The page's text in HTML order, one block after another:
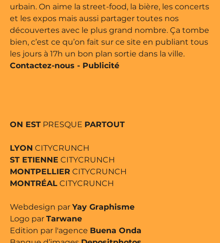
urbain. On aime la street-food, la bière, les concerts
et les expos mais aussi partager toutes nos
découvertes avec le plus grand nombre. Ça tombe
bien, c’est ce qu’on fait sur ce site en publiant tous
les jours à 17h un bon plan sortie dans la ville.
Contactez-nous - Publicité
ON EST PRESQUE PARTOUT
LYON CITYCRUNCH
ST ETIENNE CITYCRUNCH
MONTPELLIER CITYCRUNCH
MONTRÉAL CITYCRUNCH
Webdesign par Yay Graphisme
Logo par Tarwane
Edition par l'agence Buena Onda